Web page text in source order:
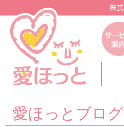
愛ほっとブログ